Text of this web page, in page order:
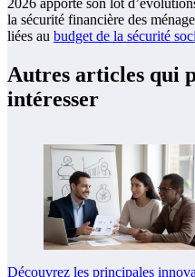
la sécurité financière des
liées au budget de la sécurité
Autres articles qui
intéresser
Découvrez les principales